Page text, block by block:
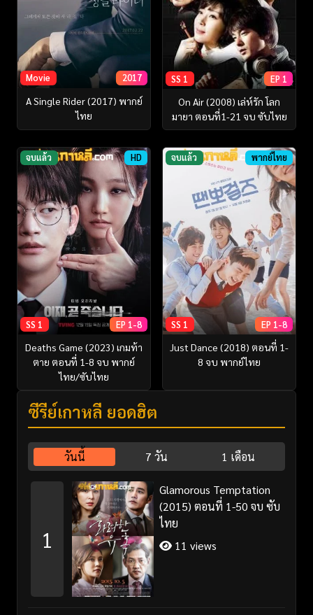
Movie 2017
A Single Rider (2017) พากย์
ไทย
SS 1 EP 1
On Air (2008) เล่ห์รัก โลก
มายา ตอนที่1-21 จบ ซับไทย
จบแล้ว HD
SS 1 EP 1-8
Deaths Game (2023) เกมท้า
ตาย ตอนที่ 1-8 จบ พากย์
ไทย/ซับไทย
จบแล้ว พากย์ไทย
SS 1 EP 1-8
Just Dance (2018) ตอนที่ 1-
8 จบ พากย์ไทย
ซีรี่ย์เกาหลี ยอดฮิต
วันนี้ 7 วัน 1 เดือน
1
Glamorous Temptation
(2015) ตอนที่ 1-50 จบ ซับ
ไทย
11 views